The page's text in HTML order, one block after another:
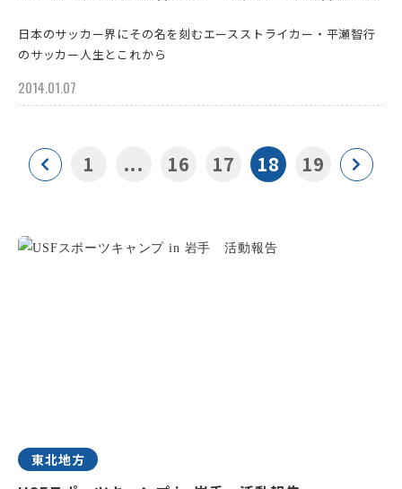
日本のサッカー界にその名を刻むエースストライカー・平瀬智行
のサッカー人生とこれから
2014.01.07
1 ... 16 17 18 19
東北地方